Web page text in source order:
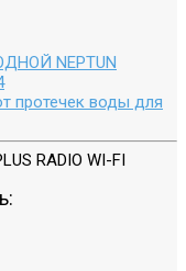
NEPTUN
протечек воды для